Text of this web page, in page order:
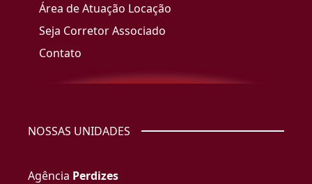
Área de Atuação Locação
Seja Corretor Associado
Contato
NOSSAS UNIDADES
Agência Perdizes